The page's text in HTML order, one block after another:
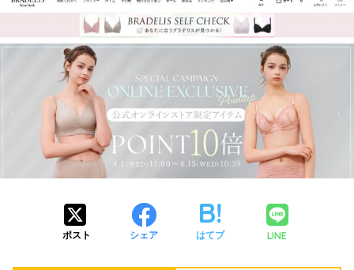
ポスト シェア はてブ LINE